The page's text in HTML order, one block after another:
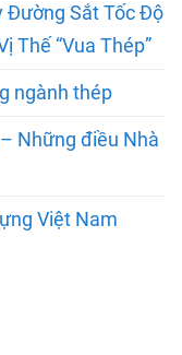
Đường Sắt Tốc Độ
Thế “Vua Thép”
ngành thép
Những điều Nhà
Việt Nam